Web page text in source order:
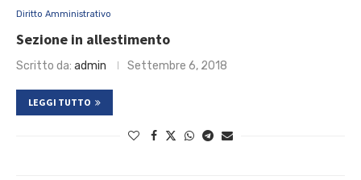
Diritto Amministrativo
Sezione in allestimento
Scritto da: admin Settembre 6, 2018
LEGGI TUTTO